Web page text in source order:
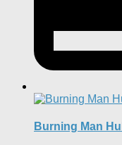
Burning Man